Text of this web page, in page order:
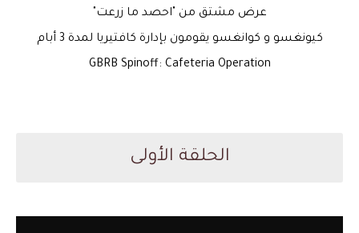
عرض مشتق من "احصد ما زرعت"
كيونغسو و كوانغسو يقومون بإدارة كافتيريا لمدة 3 أبام
GBRB Spinoff: Cafeteria Operation
الحلقة الأولى